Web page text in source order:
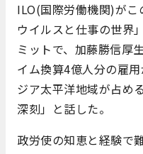
ILO(国際労働機関)が
ウイルスと仕事の世界
ミットで、加藤勝信厚
イム換算4億人分の雇
ジア太平洋地域が占め
深刻」と話した。
政労使の知恵と経験で